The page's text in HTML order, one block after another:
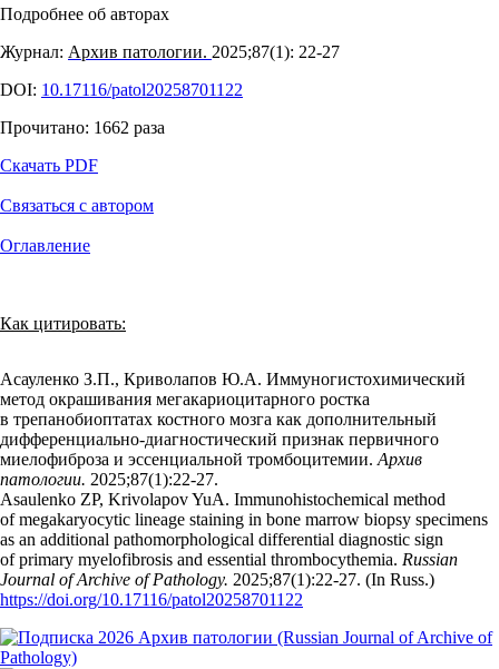
Подробнее об авторах
Журнал: Архив патологии. 2025;87(1): 22‑27
DOI: 10.17116/patol20258701122
Прочитано: 1662 раза
Скачать PDF
Связаться с автором
Оглавление
Как цитировать:
Асауленко З.П., Криволапов Ю.А. Иммуногистохимический
метод окрашивания мегакариоцитарного ростка
в трепанобиоптатах костного мозга как дополнительный
дифференциально-диагностический признак первичного
миелофиброза и эссенциальной тромбоцитемии. Архив
патологии. 2025;87(1):22‑27.
Asaulenko ZP, Krivolapov YuA. Immunohistochemical method
of megakaryocytic lineage staining in bone marrow biopsy specimens
as an additional pathomorphological differential diagnostic sign
of primary myelofibrosis and essential thrombocythemia. Russian
Journal of Archive of Pathology. 2025;87(1):22‑27. (In Russ.)
https://doi.org/10.17116/patol20258701122